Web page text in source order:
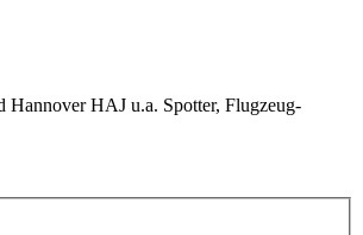
HAJ u.a. Spotter, Flugzeug-